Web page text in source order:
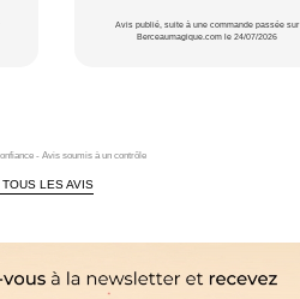
Avis publié, suite à une commande passée sur
Berceaumagique.com le 24/07/2026
- Avis soumis à un contrôle
LES AVIS